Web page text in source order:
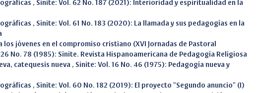
, Sinite: Vol. 62 No. 187 (2021): Interioridad y espiritualidad en la
, Sinite: Vol. 61 No. 183 (2020): La llamada y sus pedagogías en la
los jóvenes en el compromiso cristiano (XVI Jornadas de Pastoral
No. 78 (1985): Sinite. Revista Hispanoamericana de Pedagogía Religiosa
catequesis nueva , Sinite: Vol. 16 No. 46 (1975): Pedagogía nueva y
, Sinite: Vol. 60 No. 182 (2019): El proyecto "Segundo anuncio" (I)